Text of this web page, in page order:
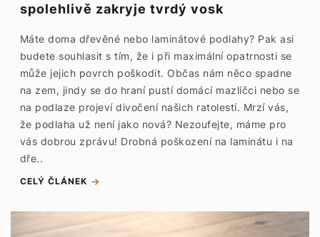
spolehlivě zakryje tvrdý vosk
Máte doma dřevěné nebo laminátové podlahy? Pak asi
budete souhlasit s tím, že i při maximální opatrnosti se
může jejich povrch poškodit. Občas nám něco spadne
na zem, jindy se do hraní pustí domácí mazlíčci nebo se
na podlaze projeví divočení našich ratolestí. Mrzí vás,
že podlaha už není jako nová? Nezoufejte, máme pro
vás dobrou zprávu! Drobná poškození na laminátu i na
dře..
CELÝ ČLÁNEK